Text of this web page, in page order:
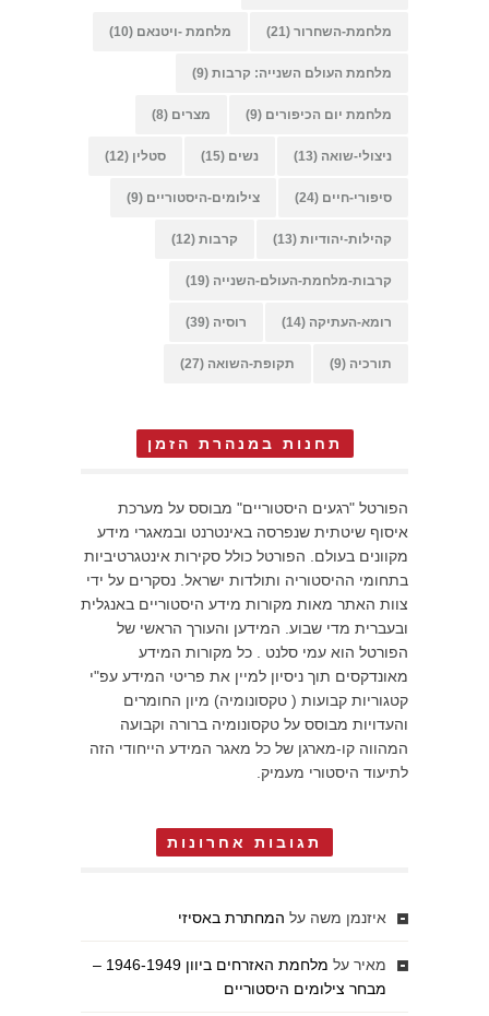
מלחמת-השחרור (21) מלחמת -ויטנאם (10)
מלחמת העולם השנייה: קרבות (9)
מלחמת יום הכיפורים (9) מצרים (8)
ניצולי-שואה (13) נשים (15) סטלין (12)
סיפורי-חיים (24) צילומים-היסטוריים (9)
קהילות-יהודיות (13) קרבות (12)
קרבות-מלחמת-העולם-השנייה (19)
רומא-העתיקה (14) רוסיה (39)
תורכיה (9) תקופת-השואה (27)
תחנות במנהרת הזמן
הפורטל "רגעים היסטוריים" מבוסס על מערכת
איסוף שיטתית שנפרסה באינטרנט ובמאגרי מידע
מקוונים בעולם. הפורטל כולל סקירות אינטגרטיביות
בתחומי ההיסטוריה ותולדות ישראל. נסקרים על ידי
צוות האתר מאות מקורות מידע היסטוריים באנגלית
ובעברית מדי שבוע. המידען והעורך הראשי של
הפורטל הוא עמי סלנט . כל מקורות המידע
מאונדקסים תוך ניסיון למיין את פריטי המידע עפ"י
קטגוריות קבועות ( טקסונומיה) מיון החומרים
והעדויות מבוסס על טקסונומיה ברורה וקבועה
המהווה קו-מארגן של כל מאגר המידע הייחודי הזה
לתיעוד היסטורי מעמיק.
תגובות אחרונות
איזנמן משה על המחתרת באסיזי
מאיר על
מלחמת האזרחים ביוון 1946-1949 –
מבחר צילומים היסטוריים